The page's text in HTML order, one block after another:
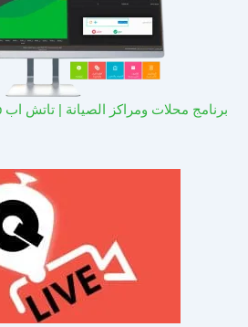
برنامج محلات ومراكز الصيانة | تاتش اب TouchUp